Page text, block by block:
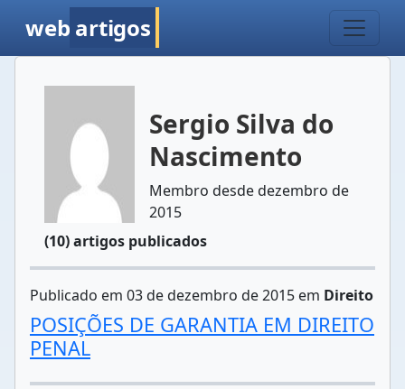
web artigos
Sergio Silva do
Nascimento
Membro desde dezembro de
2015
(10) artigos publicados
Publicado em 03 de dezembro de 2015 em Direito
POSIÇÕES DE GARANTIA EM DIREITO
PENAL